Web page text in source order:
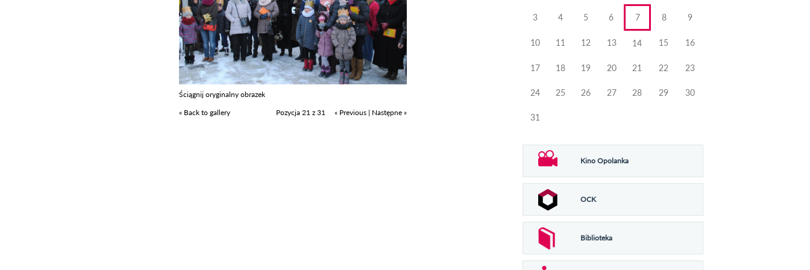
Ściągnij oryginalny obrazek
« Back to gallery
Pozycja 21 z 31 « Previous | Następne »
3 4 5 6 7 8 9
10 11 12 13 14 15 16
17 18 19 20 21 22 23
24 25 26 27 28 29 30
31
Kino Opolanka
OCK
Biblioteka